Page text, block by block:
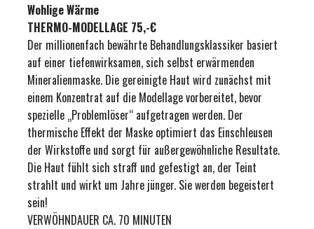
Wohlige Wärme
THERMO-MODELLAGE 75,-€
Der millionenfach bewährte Behandlungsklassiker basiert
auf einer tiefenwirksamen, sich selbst erwärmenden
Mineralienmaske. Die gereinigte Haut wird zunächst mit
einem Konzentrat auf die Modellage vorbereitet, bevor
spezielle „Problemlöser“ aufgetragen werden. Der
thermische Effekt der Maske optimiert das Einschleusen
der Wirkstoffe und sorgt für außergewöhnliche Resultate.
Die Haut fühlt sich straff und gefestigt an, der Teint
strahlt und wirkt um Jahre jünger. Sie werden begeistert
sein!
VERWÖHNDAUER CA. 70 MINUTEN